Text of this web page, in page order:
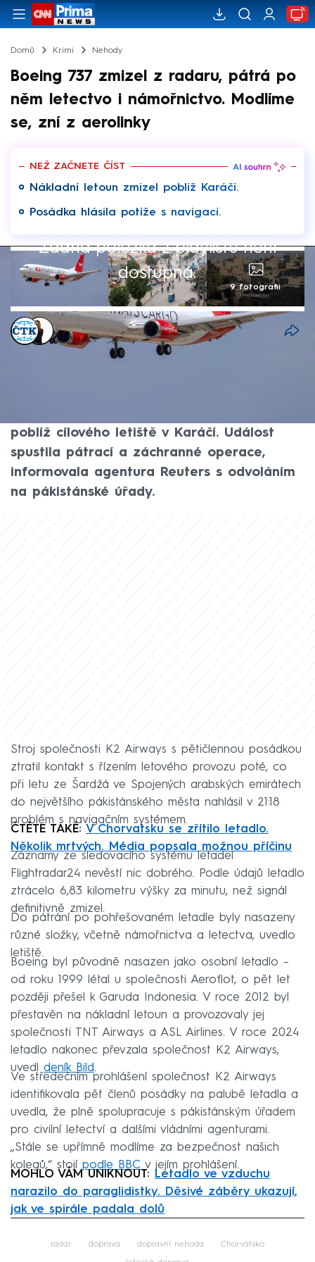
Domů Krimi Nehody
Boeing 737 zmizel z radaru, pátrá po
něm letectvo i námořnictvo. Modlíme
se, zní z aerolinky
NEŽ ZAČNETE ČÍST
Nákladní letoun zmizel poblíž Karáčí.
Posádka hlásila potíže s navigací.
Žádná položka z playlistu není
dostupná.
9 fotografií
ČTK
Michaela Bartošová
8. čvc 2026, 07:37
poblíž cílového letiště v Karáčí. Událost
spustila pátrací a záchranné operace,
informovala agentura Reuters s odvoláním
na pákistánské úřady.
Stroj společnosti K2 Airways s pětičlennou posádkou
ztratil kontakt s řízením letového provozu poté, co
při letu ze Šardžá ve Spojených arabských emirátech
do největšího pákistánského města nahlásil v 21:18
problém s navigačním systémem.
ČTĚTE TAKÉ: V Chorvatsku se zřítilo letadlo.
Několik mrtvých. Média popsala možnou příčinu
Záznamy ze sledovacího systému letadel
Flightradar24 nevěstí nic dobrého. Podle údajů letadlo
ztrácelo 6,83 kilometru výšky za minutu, než signál
definitivně zmizel.
Do pátrání po pohřešovaném letadle byly nasazeny
různé složky, včetně námořnictva a letectva, uvedlo
letiště.
Boeing byl původně nasazen jako osobní letadlo –
od roku 1999 létal u společnosti Aeroflot, o pět let
později přešel k Garuda Indonesia. V roce 2012 byl
přestavěn na nákladní letoun a provozovaly jej
společnosti TNT Airways a ASL Airlines. V roce 2024
letadlo nakonec převzala společnost K2 Airways,
uvedl deník Bild.
Ve středečním prohlášení společnost K2 Airways
identifikovala pět členů posádky na palubě letadla a
uvedla, že plně spolupracuje s pákistánským úřadem
pro civilní letectví a dalšími vládními agenturami.
„Stále se upřímně modlíme za bezpečnost našich
kolegů,“ stojí podle BBC v jejím prohlášení.
MOHLO VÁM UNIKNOUT: Letadlo ve vzduchu
narazilo do paraglidistky. Děsivé záběry ukazují,
jak ve spirále padala dolů
radar doprava dopravní nehoda Chorvatsko